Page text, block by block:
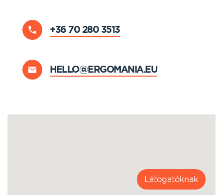
+36 70 280 3513
HELLO@ERGOMANIA.EU
Látogatóknak